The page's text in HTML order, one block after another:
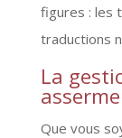
figures : les
traductions
La
Que vous